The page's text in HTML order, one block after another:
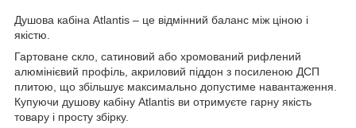
Душова кабіна Atlantis – це відмінний баланс між ціною і
якістю.
Гартоване скло, сатиновий або хромований рифлений
алюмінієвий профіль, акриловий піддон з посиленою ДСП
плитою, що збільшує максимально допустиме навантаження.
Купуючи душову кабіну Atlantis ви отримуєте гарну якість
товару і просту збірку.